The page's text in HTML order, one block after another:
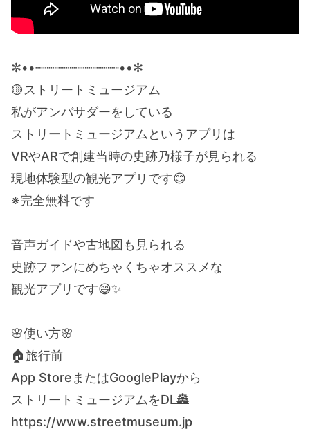
✼••┈┈┈┈┈┈┈┈┈┈┈••✼
🟡ストリートミュージアム
私がアンバサダーをしている
ストリートミュージアムというアプリは
VRやARで創建当時の史跡乃様子が見られる
現地体験型の観光アプリです😊
※完全無料です
音声ガイドや古地図も見られる
史跡ファンにめちゃくちゃオススメな
観光アプリです😄✨
🌸使い方🌸
🏠旅行前
App StoreまたはGooglePlayから
ストリートミュージアムをDL🏯
https://www.streetmuseum.jp